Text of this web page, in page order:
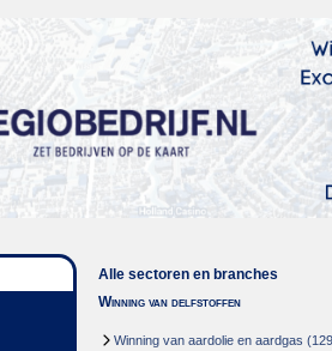
Alle sectoren en branches
Winning van delfstoffen
Winning van aardolie en aardgas